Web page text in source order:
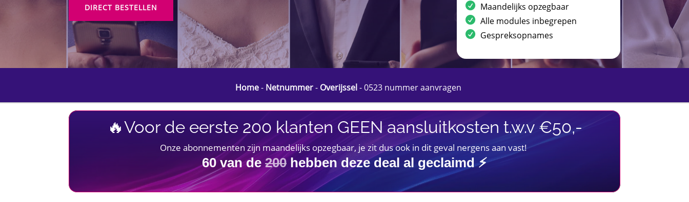
DIRECT BESTELLEN
Maandelijks opzegbaar
Alle modules inbegrepen
Gespreksopnames
Home- Netnummer- Overijssel-0523 nummer aanvragen
🔥Voor de eerste 200 klanten GEEN aansluitkosten t.w.v €50,-
Onze abonnementen zijn maandelijks opzegbaar, je zit dus ook in dit geval nergens aan vast!
60van de200 hebben deze deal al geclaimd ⚡